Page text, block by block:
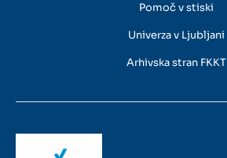
Pomoč v stiski
Univerza v Ljubljani
Arhivska stran FKKT